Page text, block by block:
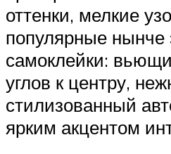
оттенки, мелкие
популярные нынче
самоклейки:
углов к центру,
стилизованный
ярким акцентом